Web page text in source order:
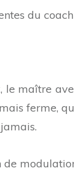
du
le maître
ferme,
de